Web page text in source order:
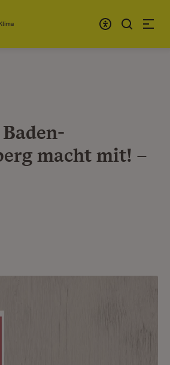
macht mit! –